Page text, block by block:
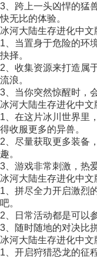
3、跨上一头凶悍的猛
快无比的体验。
冰河大陆生存进化中文
1、当置身于危险的环
抉择。
2、收集资源来打造属
流浪。
3、当你突然惊醒时，
冰河大陆生存进化中文
1、在这片冰川世界里
得收服更多的异兽。
2、尽量获取更多装备
趣。
3、游戏非常刺激，热
冰河大陆生存进化中文
1、拼尽全力开启激烈
吧。
2、日常活动都是可以
3、随时随地的对决比
冰河大陆生存进化中文
1、开启狩猎恐龙的征